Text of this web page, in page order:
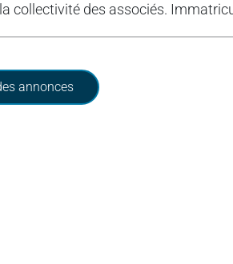
la collectivité des associés.
annonces